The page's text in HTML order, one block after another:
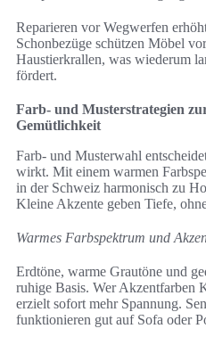
Reparieren vor Wegwerfen
Schonbezüge schützen Möbel
Haustierkrallen, was wiederum
fördert.
Farb- und Musterstrategien
Gemütlichkeit
Farb- und Musterwahl
wirkt. Mit einem warmen
in der Schweiz harmonisch zu
Kleine Akzente geben Tiefe,
Warmes Farbspektrum und
Erdtöne, warme Grautöne und
ruhige Basis. Wer Akzentfarben
erzielt sofort mehr Spannung.
funktionieren gut auf Sofa oder